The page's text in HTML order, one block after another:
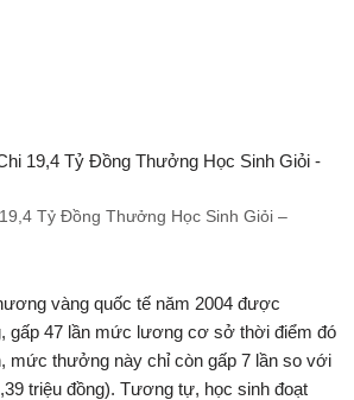
Tỷ Đồng Thưởng Học Sinh Giỏi –
vàng quốc tế năm 2004 được
gấp 47 lần mức lương cơ sở thời điểm đó
mức thưởng này chỉ còn gấp 7 lần so với
triệu đồng). Tương tự, học sinh đoạt